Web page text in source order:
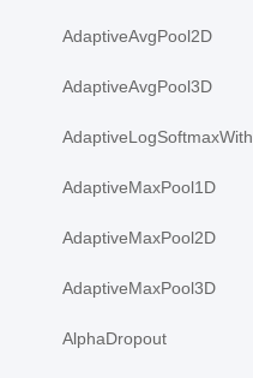
AdaptiveAvgPool2D
AdaptiveAvgPool3D
AdaptiveLogSoftmaxWithLoss
AdaptiveMaxPool1D
AdaptiveMaxPool2D
AdaptiveMaxPool3D
AlphaDropout